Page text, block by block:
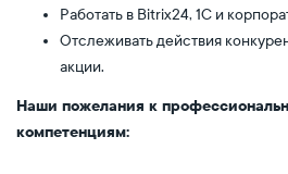
Работать в Bitrix24, 1С и
Отслеживать действия
акции.
Наши пожелания к
компетенциям: